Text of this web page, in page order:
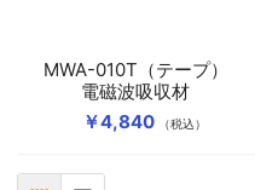
￥4,840 （税込）
MWA-010T（テープ）
電磁波吸収材